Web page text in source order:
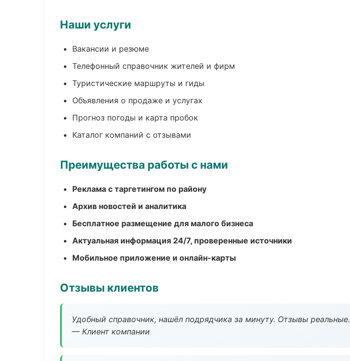
Наши услуги
Вакансии и резюме
Телефонный справочник жителей и фирм
Туристические маршруты и гиды
Объявления о продаже и услугах
Прогноз погоды и карта пробок
Каталог компаний с отзывами
Преимущества работы с нами
Реклама с таргетингом по району
Архив новостей и аналитика
Бесплатное размещение для малого бизнеса
Актуальная информация 24/7, проверенные источники
Мобильное приложение и онлайн-карты
Отзывы клиентов
Удобный справочник, нашёл подрядчика за минуту. Отзывы реальные.
— Клиент компании